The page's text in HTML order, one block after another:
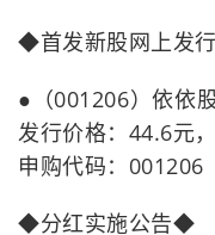
◆首发新股网上发
●（001206）依依
发行价格：44.6元
申购代码：001206
◆分红实施公告◆